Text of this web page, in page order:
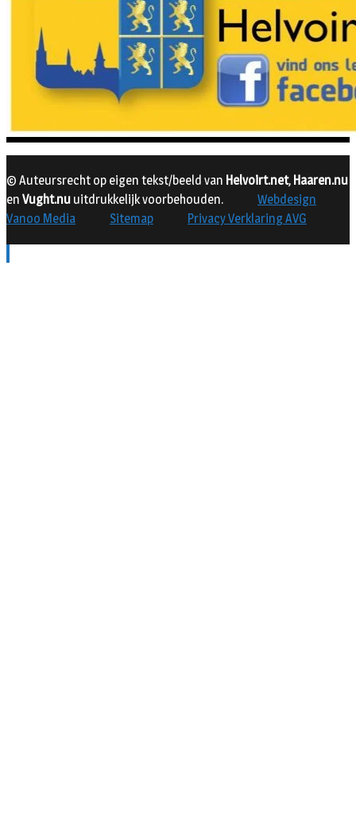
© Auteursrecht op eigen tekst/beeld van Helvoirt.net, Haaren.nu
en Vught.nu uitdrukkelijk voorbehouden.
Webdesign
Vanoo Media
Sitemap Privacy Verklaring AVG